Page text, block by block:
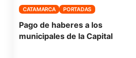
CATAMARCA PORTADAS
Pago de haberes a los
municipales de la Capital